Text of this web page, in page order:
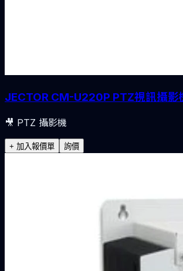
JECTOR CM-U220P PTZ視訊攝影
🎥 PTZ 攝影機
+ 加入報價單 詢價